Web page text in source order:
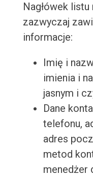
Nagłówek
zazwyczaj
informacje:
Imię i
imienia i
jasnym i
Dane
telefonu,
adres
metod
menedżer